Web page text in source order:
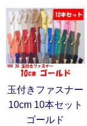
玉付きファスナー
10cm 10本セット
ゴールド